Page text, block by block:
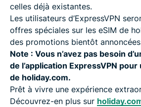
celles déjà existantes.
Les utilisateurs d’ExpressVPN
offres spéciales sur les eSIM de
des promotions bientôt
Note : Vous n’avez pas besoin
de l’application ExpressVPN
de holiday.com.
Prêt à vivre une expérience
Découvrez-en plus sur